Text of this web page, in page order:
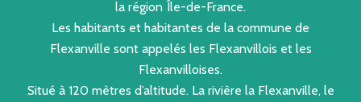
la région Île-de-France.
Les habitants et habitantes de la commune de
Flexanville sont appelés les Flexanvillois et les
Flexanvilloises.
Situé à 120 mètres d’altitude. La rivière la Flexanville, le